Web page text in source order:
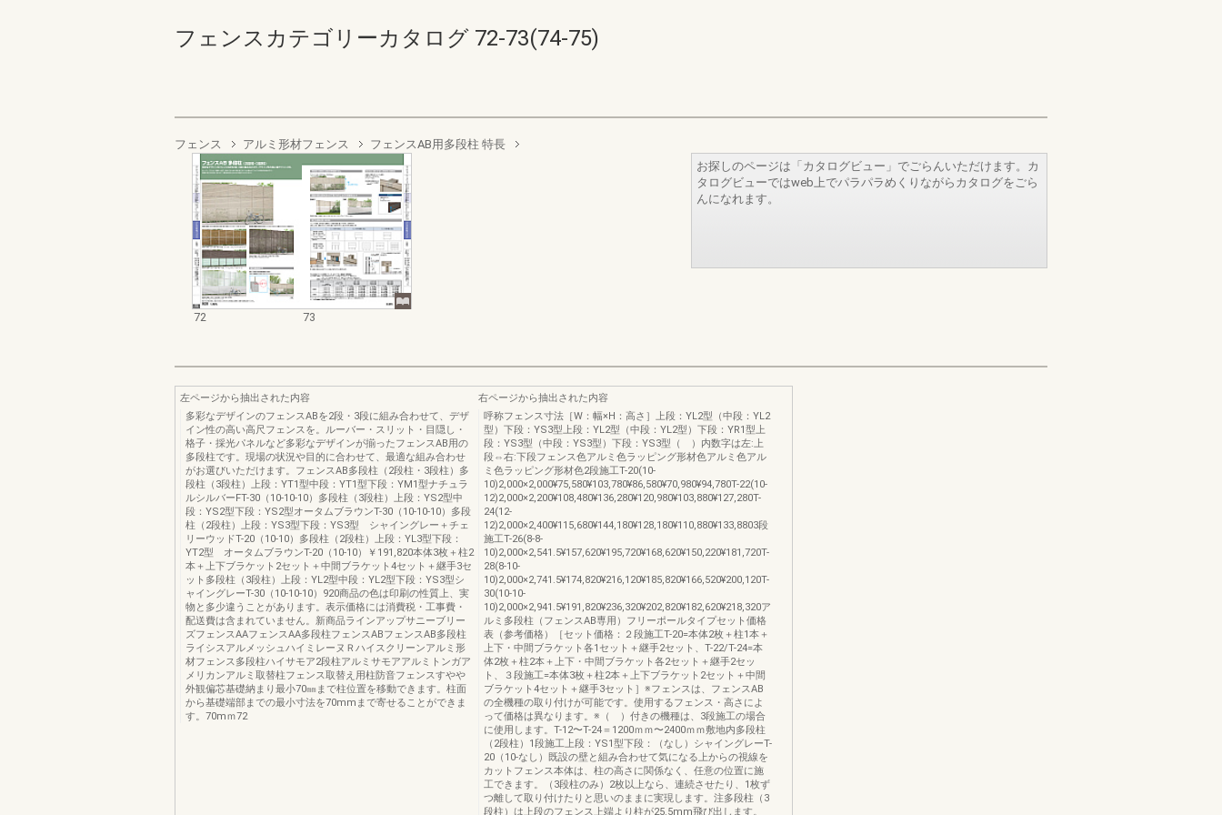
フェンスカテゴリーカタログ 72-73(74-75)
フェンス アルミ形材フェンス フェンスAB用多段柱 特長
72 73
お探しのページは「カタログビュー」でごらんいただけます。カ
タログビューではweb上でパラパラめくりながらカタログをごら
んになれます。
左ページから抽出された内容
多彩なデザインのフェンスABを2段・3段に組み合わせて、デザ
イン性の高い高尺フェンスを。ルーバー・スリット・目隠し・
格子・採光パネルなど多彩なデザインが揃ったフェンスAB用の
多段柱です。現場の状況や目的に合わせて、最適な組み合わせ
がお選びいただけます。フェンスAB多段柱（2段柱・3段柱）多
段柱（3段柱）上段：YT1型中段：YT1型下段：YM1型ナチュラ
ルシルバーFT-30（10-10-10）多段柱（3段柱）上段：YS2型中
段：YS2型下段：YS2型オータムブラウンT-30（10-10-10）多段
柱（2段柱）上段：YS3型下段：YS3型 シャイングレー＋チェ
リーウッドT-20（10-10）多段柱（2段柱）上段：YL3型下段：
YT2型 オータムブラウンT-20（10-10）￥191,820本体3枚＋柱2
本＋上下ブラケット2セット＋中間ブラケット4セット＋継手3セ
ット多段柱（3段柱）上段：YL2型中段：YL2型下段：YS3型シ
ャイングレーT-30（10-10-10）920商品の色は印刷の性質上、実
物と多少違うことがあります。表示価格には消費税・工事費・
配送費は含まれていません。新商品ラインアップサニーブリー
ズフェンスAAフェンスAA多段柱フェンスABフェンスAB多段柱
ライシスアルメッシュハイミレーヌＲハイスクリーンアルミ形
材フェンス多段柱ハイサモア2段柱アルミサモアアルミトンガア
メリカンアルミ取替柱フェンス取替え用柱防音フェンスすやや
外観偏芯基礎納まり最小70㎜まで柱位置を移動できます。柱面
から基礎端部までの最小寸法を70mmまで寄せることができま
す。70mｍ72
右ページから抽出された内容
呼称フェンス寸法［W：幅×H：高さ］上段：YL2型（中段：YL2
型）下段：YS3型上段：YL2型（中段：YL2型）下段：YR1型上
段：YS3型（中段：YS3型）下段：YS3型（ ）内数字は左:上
段⇔右:下段フェンス色アルミ色ラッピング形材色アルミ色アル
ミ色ラッピング形材色2段施工T-20(10-
10)2,000×2,000¥75,580¥103,780¥86,580¥70,980¥94,780T-22(10-
12)2,000×2,200¥108,480¥136,280¥120,980¥103,880¥127,280T-
24(12-
12)2,000×2,400¥115,680¥144,180¥128,180¥110,880¥133,8803段
施工T-26(8-8-
10)2,000×2,541.5¥157,620¥195,720¥168,620¥150,220¥181,720T-
28(8-10-
10)2,000×2,741.5¥174,820¥216,120¥185,820¥166,520¥200,120T-
30(10-10-
10)2,000×2,941.5¥191,820¥236,320¥202,820¥182,620¥218,320ア
ルミ多段柱（フェンスAB専用）フリーポールタイプセット価格
表（参考価格）［セット価格：２段施工T-20=本体2枚＋柱1本＋
上下・中間ブラケット各1セット＋継手2セット、T-22/T-24=本
体2枚＋柱2本＋上下・中間ブラケット各2セット＋継手2セッ
ト、３段施工=本体3枚＋柱2本＋上下ブラケット2セット＋中間
ブラケット4セット＋継手3セット］※フェンスは、フェンスAB
の全機種の取り付けが可能です。使用するフェンス・高さによ
って価格は異なります。※（ ）付きの機種は、3段施工の場合
に使用します。T-12〜T-24＝1200ｍｍ〜2400ｍｍ敷地内多段柱
（2段柱）1段施工上段：YS1型下段：（なし）シャイングレーT-
20（10-なし）既設の壁と組み合わせて気になる上からの視線を
カットフェンス本体は、柱の高さに関係なく、任意の位置に施
工できます。（3段柱のみ）2枚以上なら、連続させたり、1枚ず
つ離して取り付けたりと思いのままに実現します。注多段柱（3
段柱）は上段のフェンス上端より柱が25.5mm飛び出します。